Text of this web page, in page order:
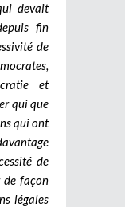
devait
fin
de
et
qui que
qui ont
de
de façon
légales